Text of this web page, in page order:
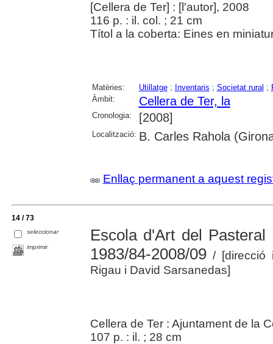
[Cellera de Ter] : [l'autor], 2008
116 p. : il. col. ; 21 cm
Títol a la coberta: Eines en
Matèries: Utillatge; Inventaris ; Societat rural ;
Àmbit:
Cellera de Ter, la
Cronologia: [2008]
Localització: B. Carles Rahola
Enllaç permanent a aquest
14 / 73
seleccionar
imprimir
Escola d'Art del
1983/84-2008/09/ [direcció i
Rigau i David Sarsanedas]
Cellera de Ter : Ajuntament de la
107 p. : il. ; 28 cm